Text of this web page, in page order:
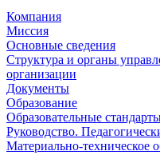
Компания
Миссия
Основные сведения
Структура и органы
организации
Документы
Образование
Образовательные
Руководство.
Материально-техническое